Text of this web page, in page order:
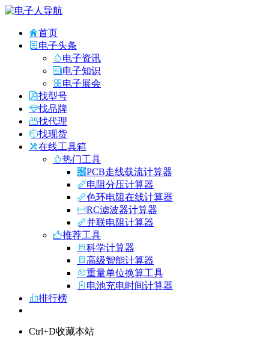
首页
电子头条
电子资讯
电子知识
电子展会
找型号
找品牌
找代理
找现货
在线工具箱
热门工具
PCB走线载流计算器
电阻分压计算器
色环电阻在线计算器
RC滤波器计算器
并联电阻计算器
推荐工具
科学计算器
高级智能计算器
重量单位换算工具
电池充电时间计算器
排行榜
Ctrl+D收藏本站